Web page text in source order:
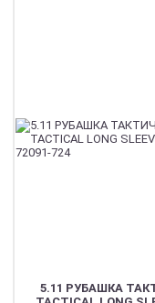
5.11 РУБАШКА